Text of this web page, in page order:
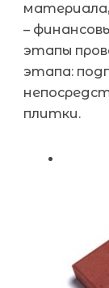
материала,
–
этапы
этапа:
плитки.